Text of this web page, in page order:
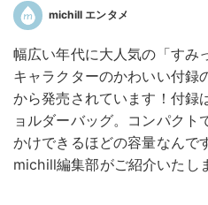
michill エンタメ
幅広い年代に大人気の「すみ
キャラクターのかわいい付録
から発売されています！付録
ョルダーバッグ。コンパクト
かけできるほどの容量なんで
michill編集部がご紹介いたし